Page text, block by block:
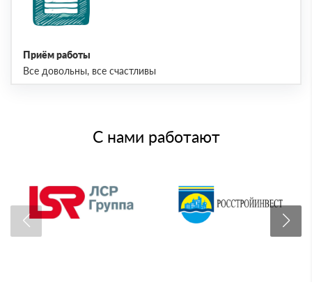
Приём работы
Все довольны, все счастливы
С нами работают